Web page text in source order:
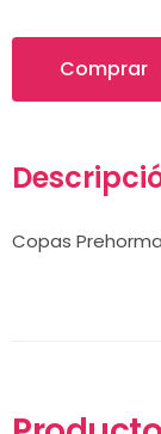
Comprar
Copas